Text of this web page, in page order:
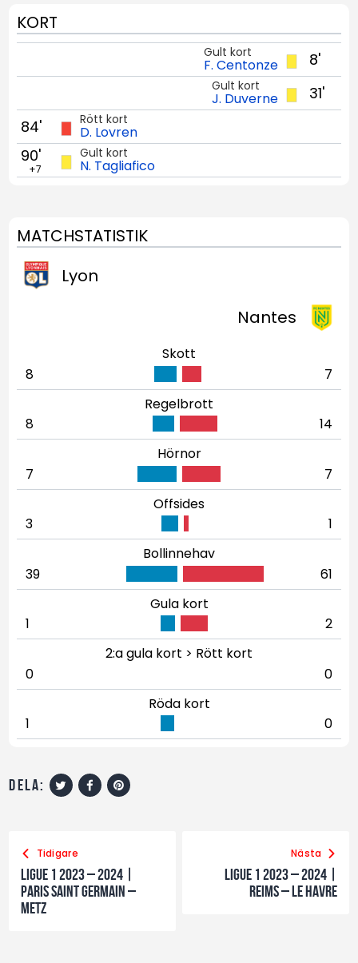
KORT
8'
Gult kort
F. Centonze
31'
Gult kort
J. Duverne
Rött kort
D. Lovren
84'
Gult kort
N. Tagliafico
90'
+7
MATCHSTATISTIK
Lyon
Nantes
Skott
8
7
Regelbrott
8
14
Hörnor
7
7
Offsides
3
1
Bollinnehav
39
61
Gula kort
1
2
2:a gula kort > Rött kort
0
0
Röda kort
1
0
dela:
Tidigare
Ligue 1 2023 – 2024 |
Paris Saint Germain –
Metz
Nästa
Ligue 1 2023 – 2024 |
Reims – LE Havre